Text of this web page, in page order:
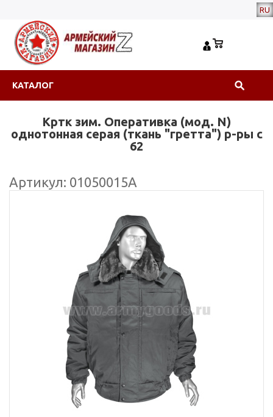
RU
КАТАЛОГ
Кртк зим. Оперативка (мод. N)
однотонная серая (ткань "гретта") р-ры с
62
Артикул: 01050015А